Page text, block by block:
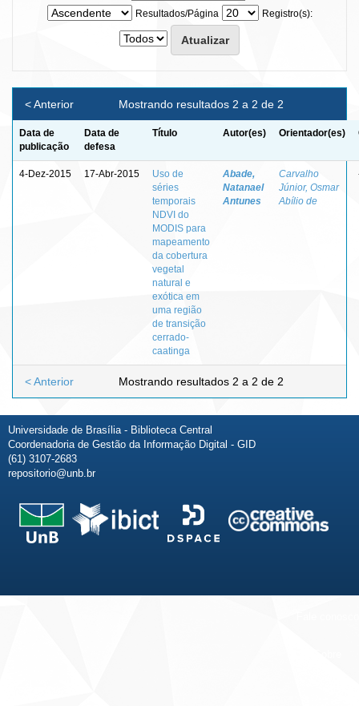
Resultados/Página
Registro(s):
Mostrando resultados 2 a 2 de 2
< Anterior
Data de
publicação
Data de
defesa
Título Autor(es) Orientador(es)
4-Dez-2015 17-Abr-2015
Uso de
séries
temporais
NDVI do
MODIS para
mapeamento
da cobertura
vegetal
natural e
exótica em
uma região
de transição
cerrado-
caatinga
Abade,
Natanael
Antunes
Carvalho
Júnior, Osmar
Abílio de
Mostrando resultados 2 a 2 de 2
< Anterior
Universidade de Brasília - Biblioteca Central
Coordenadoria de Gestão da Informação Digital - GID
(61) 3107-2683
repositorio@unb.br